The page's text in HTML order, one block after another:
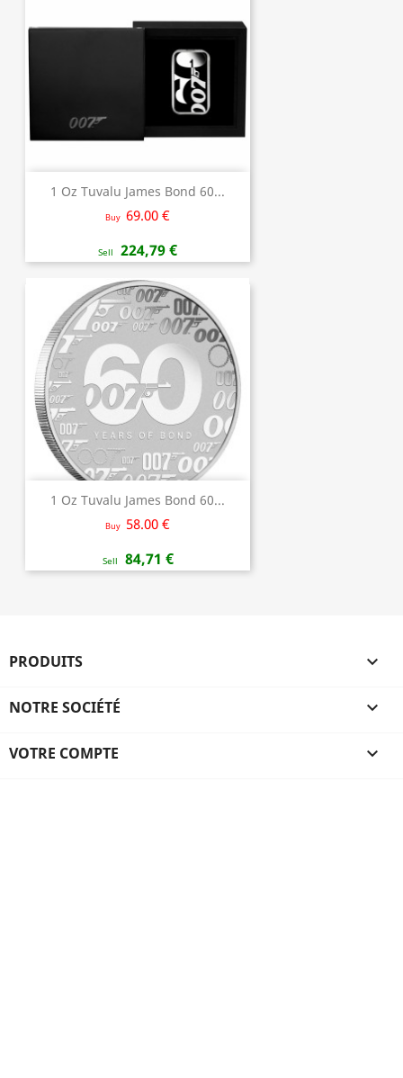
1 Oz Tuvalu James Bond 60...
Buy 69.00 €
Sell 224,79 €
1 Oz Tuvalu James Bond 60...
Buy 58.00 €
Sell 84,71 €
PRODUITS 
NOTRE SOCIÉTÉ 
VOTRE COMPTE 